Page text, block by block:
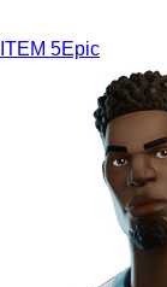
ITEM 5Epic